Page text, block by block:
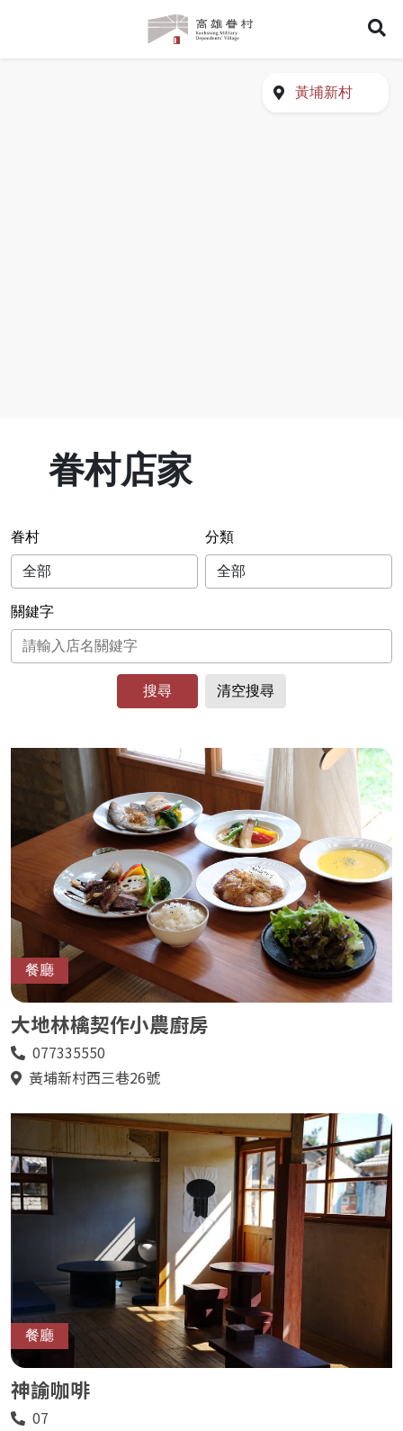
高
雄
眷村店家
眷村 分類
關鍵字
搜尋 清空搜尋
餐廳
大地林檎契作小農廚房
電
077335550
地黃埔新村西三巷26號
餐廳
神諭咖啡
電
07